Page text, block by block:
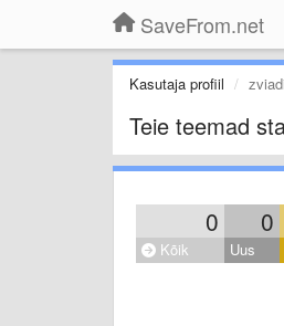
SaveFrom.net
Kasutaja profiil zviadi
Teie teemad
0 0
Kõik Uus